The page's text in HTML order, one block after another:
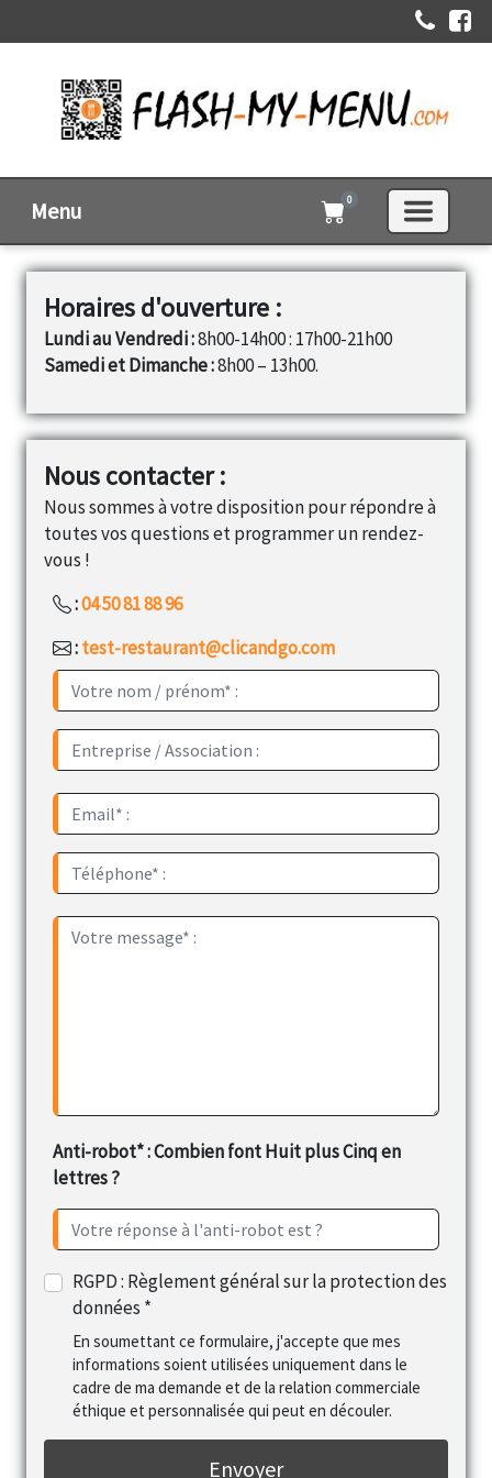
Menu 0
Horaires d'ouverture :
Lundi au Vendredi :8h00-14h00 : 17h00-21h00
Samedi et Dimanche :8h00 – 13h00.
Nous contacter :
Nous sommes à votre disposition pour répondre à
toutes vos questions et programmer un rendez-
vous !
:04 50 81 88 96
:test-restaurant@clicandgo.com
Anti-robot* : Combien font Huit plus Cinq en
lettres ?
RGPD : Règlement général sur la protection des
données *
En soumettant ce formulaire, j'accepte que mes
informations soient utilisées uniquement dans le
cadre de ma demande et de la relation commerciale
éthique et personnalisée qui peut en découler.
Envoyer